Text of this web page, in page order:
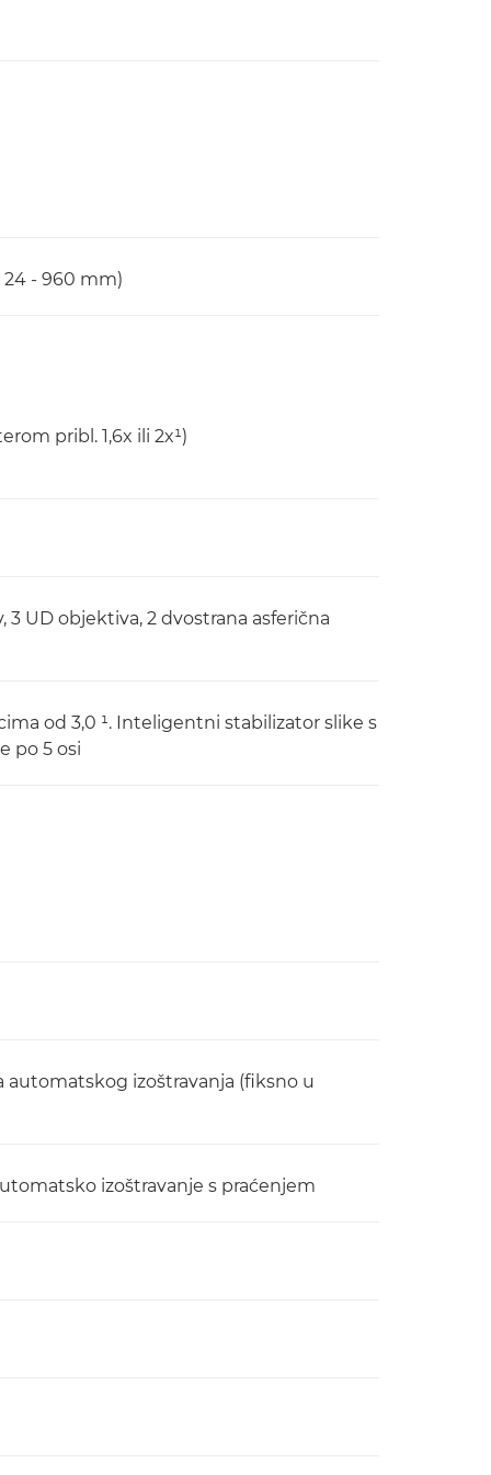
- 960 mm)
pribl. 1,6x ili 2x¹)
3 UD objektiva, 2 dvostrana asferična
od 3,0 ¹. Inteligentni stabilizator slike s
po 5 osi
automatskog izoštravanja (fiksno u
izoštravanje s praćenjem